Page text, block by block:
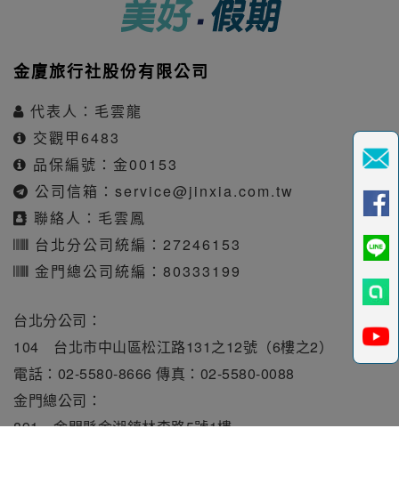
金廈旅行社股份有限公司
代表人：毛雲龍
交觀甲6483
品保編號：金00153
公司信箱： service@jinxia.com.tw
聯絡人：毛雲鳳
台北分公司統編：27246153
金門總公司統編：80333199
台北分公司：
104 台北市中山區松江路131之12號（6樓之2）
電話：02-5580-8666 傳真：02-5580-0088
金門總公司：
891 金門縣金湖鎮林森路5號1樓